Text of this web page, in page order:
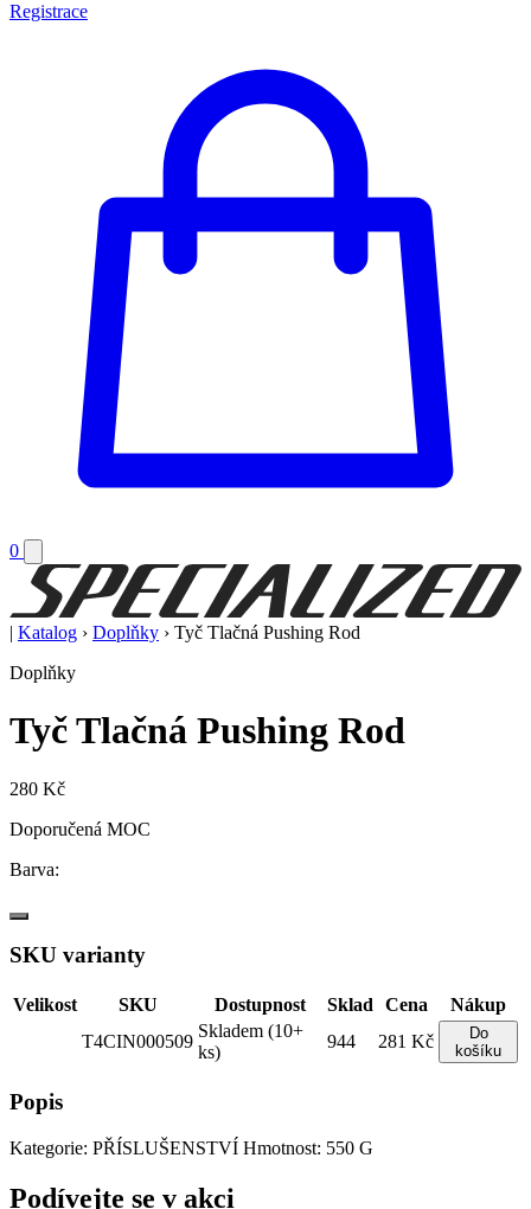
Registrace
0
| Katalog › Doplňky › Tyč Tlačná Pushing Rod
Doplňky
Tyč Tlačná Pushing Rod
280 Kč
Doporučená MOC
Barva:
SKU varianty
Velikost SKU Dostupnost Sklad Cena
Nákup
T4CIN000509
Skladem (10+
ks)
944 281 Kč
Do
košíku
Popis
Kategorie: PŘÍSLUŠENSTVÍ Hmotnost: 550 G
Podívejte se v akci